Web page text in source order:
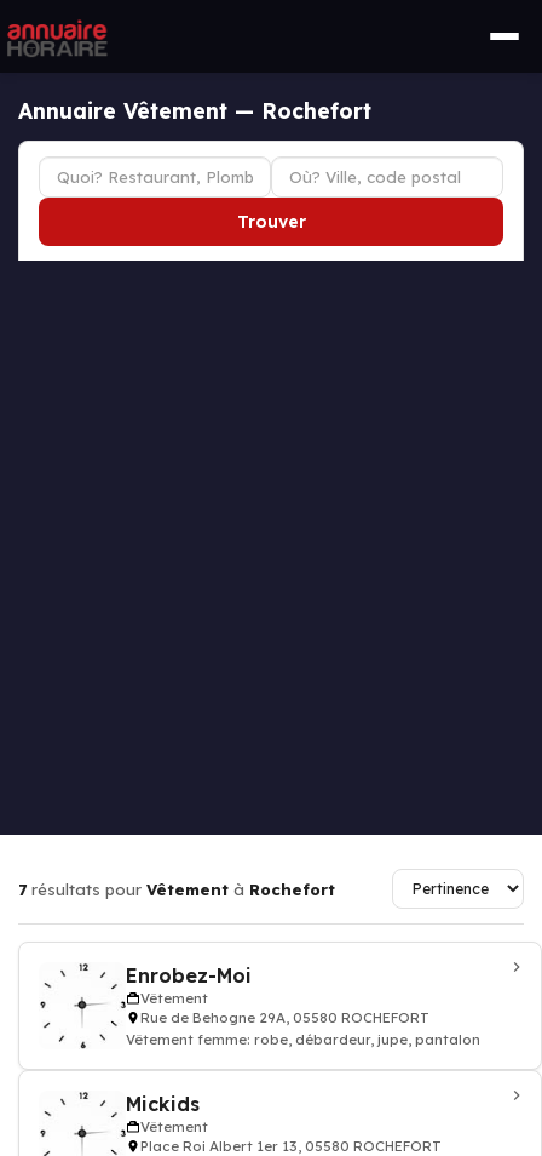
Annuaire Vêtement — Rochefort
Trouver
7 résultats pour Vêtement à Rochefort
Enrobez-Moi
Vêtement
Rue de Behogne 29A, 05580 ROCHEFORT
Vêtement femme: robe, débardeur, jupe, pantalon
Mickids
Vêtement
Place Roi Albert 1er 13, 05580 ROCHEFORT